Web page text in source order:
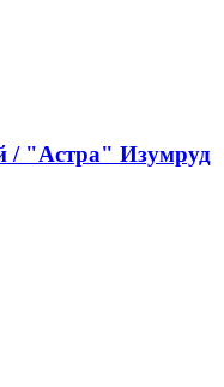
"Астра" Изумруд